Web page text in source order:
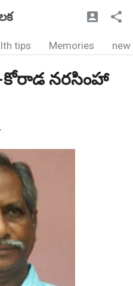
tips Memories new
కోరాడ నరసింహా